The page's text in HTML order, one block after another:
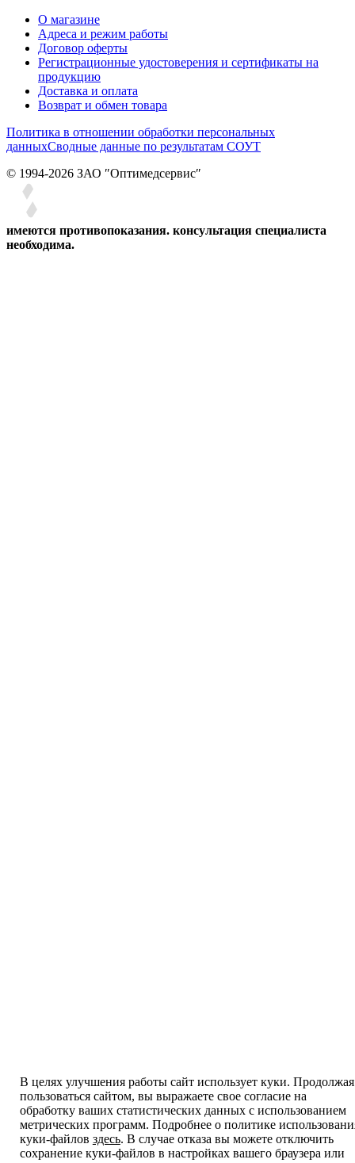
О магазине
Адреса и режим работы
Договор оферты
Регистрационные удостоверения и сертификаты на
продукцию
Доставка и оплата
Возврат и обмен товара
Политика в отношении обработки персональных
данныхСводные данные по результатам СОУТ
© 1994-2026 ЗАО ″Оптимедсервис″
имеются противопоказания. консультация специалиста
необходима.
В целях улучшения работы сайт использует куки. Продолжая
пользоваться сайтом, вы выражаете свое согласие на
обработку ваших статистических данных с использованием
метрических программ. Подробнее о политике
куки-файлов здесь. В случае отказа вы можете отключить
сохранение куки-файлов в настройках вашего браузера или